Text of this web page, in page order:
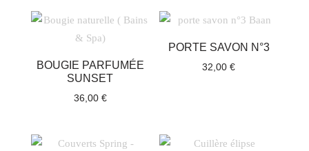
BOUGIE PARFUMÉE
SUNSET
36,00 €
PORTE SAVON N°3
32,00€